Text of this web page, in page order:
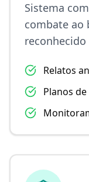
Sistema
combate ao
Relatos
Planos